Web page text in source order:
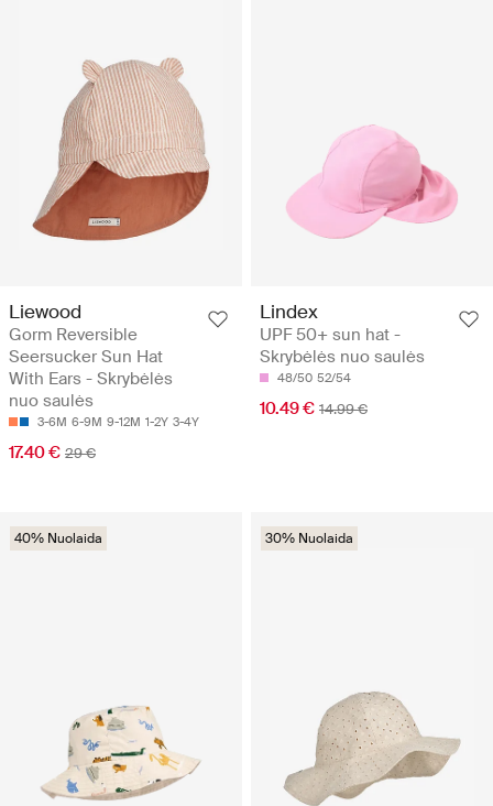
Liewood
Gorm Reversible
Seersucker Sun Hat
With Ears - Skrybėlės
nuo saulės
3-6M 6-9M 9-12M 1-2Y 3-4Y
17.40 € 29 €
Lindex
UPF 50+ sun hat -
Skrybėlės nuo saulės
48/50 52/54
10.49 € 14.99 €
40% Nuolaida 30% Nuolaida